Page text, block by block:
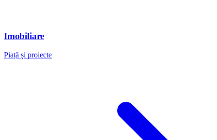
Imobiliare
Piață și proiecte